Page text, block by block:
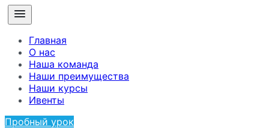
Главная
О нас
Наша команда
Наши преимущества
Наши курсы
Ивенты
Пробный урок